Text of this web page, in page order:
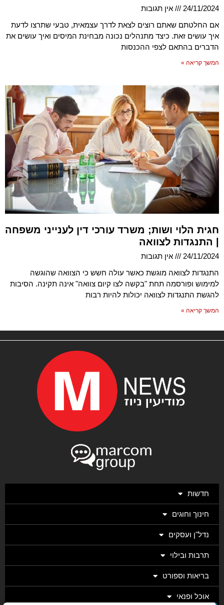
24/11/2024
אין תגובות
אם החלטתם שאתם רוצים לצאת לדרך עצמאית, טבעי שתרצו לדעת
איך עושים זאת. כיצד מתנהלים נכונה מבחינת המיסים ואיך עושים את
הדברים בהתאם לצפי ההכנסות
המשך קריאה »
חגית הלוי ושות; משרד עורכי דין לענייני משפחה
| התנגדות לצוואה
24/11/2024
אין תגובות
התנגדות לצוואה מוגשת כאשר עולה חשש כי הצוואה שהוגשה
למימוש ופורסמה תחת "בקשה לצו קיום צוואה" אינה תקינה. הסיבות
להגשת התנגדות לצוואה יכולות להיות רבות
המשך קריאה »
חדשות
חינוך וחוגים
נדל"ן ועסקים
תרבות ובילוי
בריאות וספורט
אוכל ופנאי